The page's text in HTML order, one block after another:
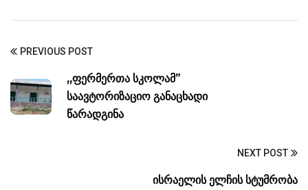
PREVIOUS POST
,,ფერმერთა სკოლამ”
საავტორიზაციო განაცხადი
წარადგინა
NEXT POST
ისრაელის ელჩის სტუმრობა